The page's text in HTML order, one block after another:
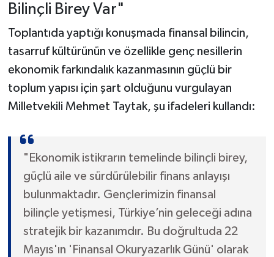
Bilinçli Birey Var"
Toplantıda yaptığı konuşmada finansal bilincin,
tasarruf kültürünün ve özellikle genç nesillerin
ekonomik farkındalık kazanmasının güçlü bir
toplum yapısı için şart olduğunu vurgulayan
Milletvekili Mehmet Taytak, şu ifadeleri kullandı:
"Ekonomik istikrarın temelinde bilinçli birey,
güçlü aile ve sürdürülebilir finans anlayışı
bulunmaktadır. Gençlerimizin finansal
bilinçle yetişmesi, Türkiye’nin geleceği adına
stratejik bir kazanımdır. Bu doğrultuda 22
Mayıs'ın 'Finansal Okuryazarlık Günü' olarak